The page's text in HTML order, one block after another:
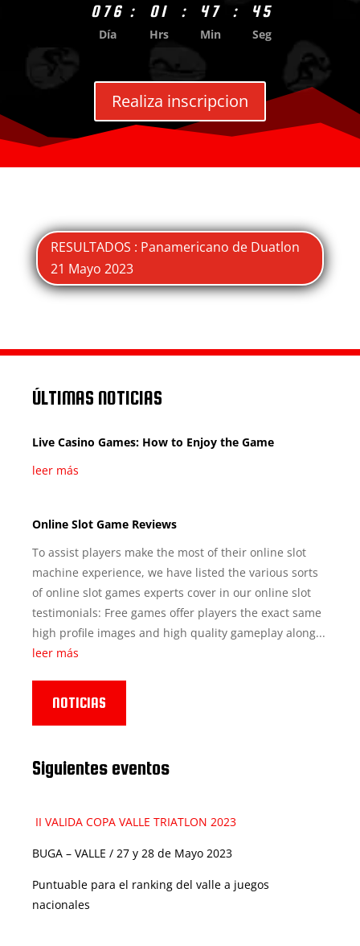
076
Día
: 01
Hrs
: 47
Min
: 43
Seg
Realiza inscripcion
RESULTADOS : Panamericano de Duatlon
21 Mayo 2023
ÚLTIMAS NOTICIAS
Live Casino Games: How to Enjoy the Game
leer más
Online Slot Game Reviews
To assist players make the most of their online slot
machine experience, we have listed the various sorts
of online slot games experts cover in our online slot
testimonials: Free games offer players the exact same
high profile images and high quality gameplay along...
leer más
NOTICIAS
Siguientes eventos
II VALIDA COPA VALLE TRIATLON 2023
BUGA – VALLE / 27 y 28 de Mayo 2023
Puntuable para el ranking del valle a juegos
nacionales